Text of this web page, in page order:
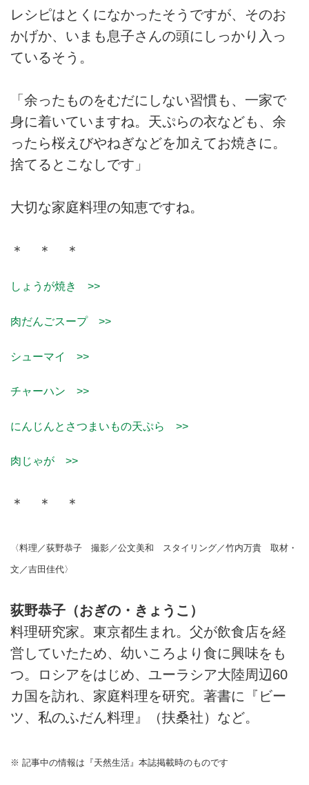
レシピはとくになかったそうですが、そのお
かげか、いまも息子さんの頭にしっかり入っ
ているそう。
「余ったものをむだにしない習慣も、一家で
身に着いていますね。天ぷらの衣なども、余
ったら桜えびやねぎなどを加えてお焼きに。
捨てるとこなしです」
大切な家庭料理の知恵ですね。
＊ ＊ ＊
しょうが焼き >>
肉だんごスープ >>
シューマイ >>
チャーハン >>
にんじんとさつまいもの天ぷら >>
肉じゃが >>
＊ ＊ ＊
〈料理／荻野恭子 撮影／公文美和 スタイリング／竹内万貴 取材・
文／吉田佳代〉
荻野恭子（おぎの・きょうこ）
料理研究家。東京都生まれ。父が飲食店を経
営していたため、幼いころより食に興味をも
つ。ロシアをはじめ、ユーラシア大陸周辺60
カ国を訪れ、家庭料理を研究。著書に『ビー
ツ、私のふだん料理』（扶桑社）など。
※ 記事中の情報は『天然生活』本誌掲載時のものです